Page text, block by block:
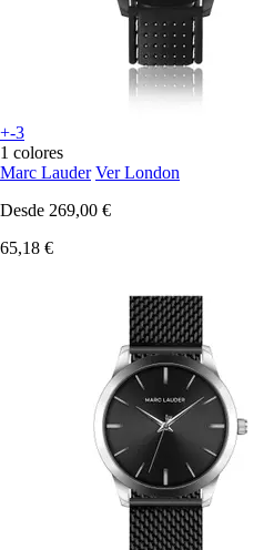
+-3
1 colores
Marc Lauder Ver London
Desde 269,00 €
65,18 €